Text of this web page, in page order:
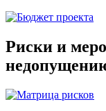
Риски и